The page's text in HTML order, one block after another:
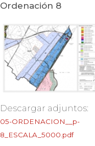
Ordenación 8
Descargar adjuntos:
05-ORDENACION__p-
8_ESCALA_5000.pdf